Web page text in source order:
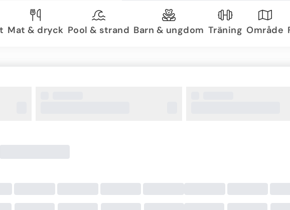
Mat & dryck Pool & strand Barn & ungdom Träning Område